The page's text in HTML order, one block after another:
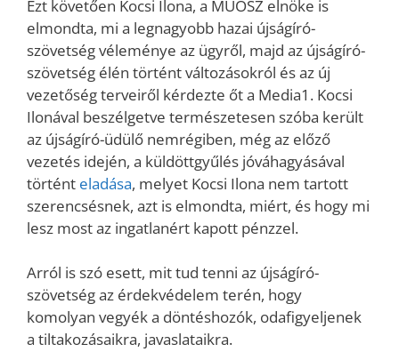
Ezt követően Kocsi Ilona, a MÚOSZ elnöke is
elmondta, mi a legnagyobb hazai újságíró-
szövetség véleménye az ügyről, majd az újságíró-
szövetség élén történt változásokról és az új
vezetőség terveiről kérdezte őt a Media1. Kocsi
Ilonával beszélgetve természetesen szóba került
az újságíró-üdülő nemrégiben, még az előző
vezetés idején, a küldöttgyűlés jóváhagyásával
történt eladása, melyet Kocsi Ilona nem tartott
szerencsésnek, azt is elmondta, miért, és hogy mi
lesz most az ingatlanért kapott pénzzel.
Arról is szó esett, mit tud tenni az újságíró-
szövetség az érdekvédelem terén, hogy
komolyan vegyék a döntéshozók, odafigyeljenek
a tiltakozásaikra, javaslataikra.